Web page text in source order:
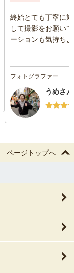
終始とても丁寧に
して撮影をお願い
ーションも気持ち
ありがとうござい
フォトグラファー
うめさん
ページトップへ